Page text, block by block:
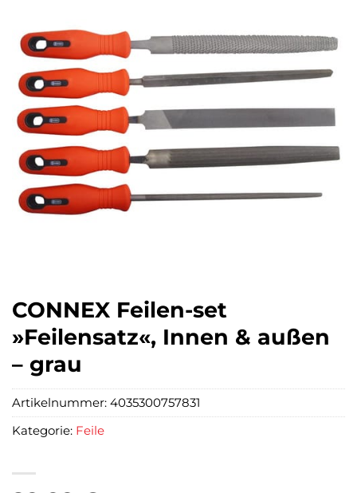
CONNEX Feilen-set
»Feilensatz«, Innen & außen
– grau
Artikelnummer: 4035300757831
Kategorie: Feile